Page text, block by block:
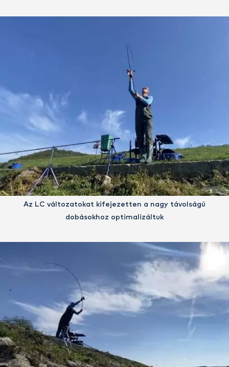
Az LC változatokat kifejezetten a nagy távolságú
dobásokhoz optimalizáltuk